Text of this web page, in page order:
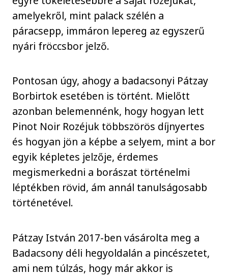
amelyekről, mint palack szélén a
páracsepp, immáron lepereg az egyszerű
nyári fröccsbor jelző.
Pontosan úgy, ahogy a badacsonyi Pátzay
Borbirtok esetében is történt. Mielőtt
azonban belemennénk, hogy hogyan lett
Pinot Noir Rozéjuk többszörös díjnyertes
és hogyan jön a képbe a selyem, mint a bor
egyik képletes jelzője, érdemes
megismerkedni a borászat történelmi
léptékben rövid, ám annál tanulságosabb
történetével.
Pátzay István 2017-ben vásárolta meg a
Badacsony déli hegyoldalán a pincészetet,
ami nem túlzás, hogy már akkor is